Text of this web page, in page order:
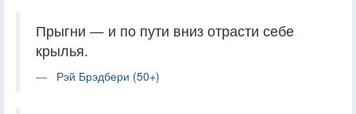
Прыгни — и по пути вниз отрасти себе
крылья.
Рэй Брэдбери (50+)